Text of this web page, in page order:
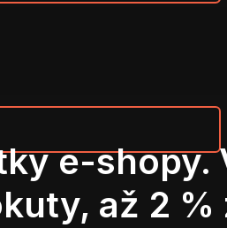
e-shopy.
až 2 %